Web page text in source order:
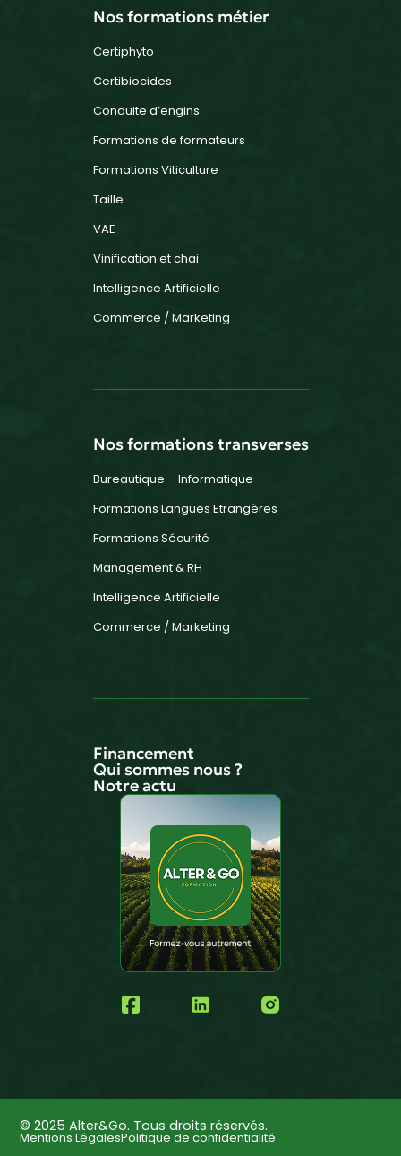
Nos formations métier
Certiphyto
Certibiocides
Conduite d’engins
Formations de formateurs
Formations Viticulture
Taille
VAE
Vinification et chai
Intelligence Artificielle
Commerce / Marketing
Nos formations transverses
Bureautique – Informatique
Formations Langues Etrangères
Formations Sécurité
Management & RH
Intelligence Artificielle
Commerce / Marketing
Financement
Qui sommes nous ?
Notre actu
© 2025 Alter&Go. Tous droits réservés.
Mentions LégalesPolitique de confidentialité